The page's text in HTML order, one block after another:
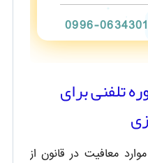
0634301-0996
تلفنی برای
معافیت در قانون از